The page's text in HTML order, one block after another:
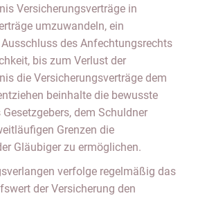
Versicherungsverträge in
umzuwandeln, ein
des Anfechtungsrechts
bis zum Verlust der
die Versicherungsverträge dem
beinhalte die bewusste
dem Schuldner
Grenzen die
Gläubiger zu ermöglichen.
verfolge regelmäßig das
der Versicherung den